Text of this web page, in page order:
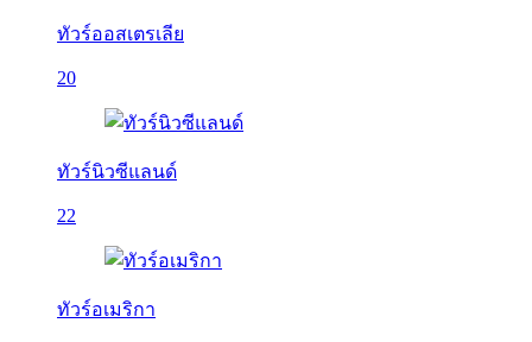
ทัวร์ออสเตรเลีย
20
ทัวร์นิวซีแลนด์
22
ทัวร์อเมริกา